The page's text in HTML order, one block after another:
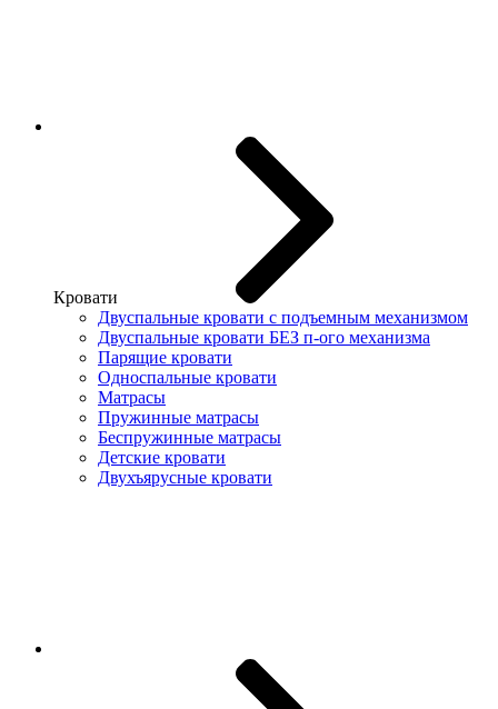
Кровати
Двуспальные кровати с подъемным механизмом
Двуспальные кровати БЕЗ п-ого механизма
Парящие кровати
Односпальные кровати
Матрасы
Пружинные матрасы
Беспружинные матрасы
Детские кровати
Двухъярусные кровати